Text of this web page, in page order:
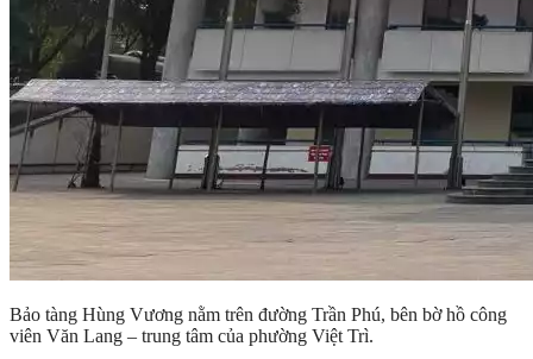
Bảo tàng Hùng Vương nằm trên đường Trần Phú, bên bờ hồ công
viên Văn Lang – trung tâm của phường Việt Trì.